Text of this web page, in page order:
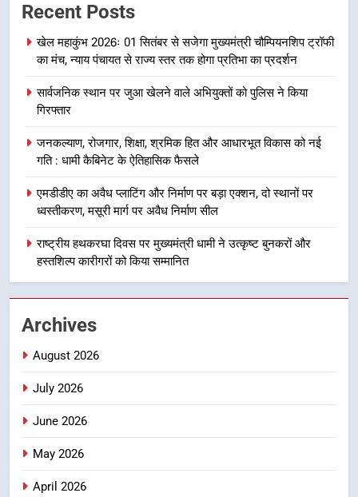
भर्ती
उत्तराखंड समाचार
दिल्ली-देहरादून आर्थिक कॉरिडोर से जुड़ी
का डीएम ने किया निरीक्षण; समयबद्ध एवं
गुणवत्तापूर्ण निर्माण सुनिश्चित करने के
नहींः डीएम
उत्तराखंड समाचार
खेल महाकुंभ 2026ः 01 सितंबर से सजेगा
न्याय पंचायत से राज्य स्तर तक होगा
प्रतिभा का प्रदर्शन
उत्तराखंड समाचार
3
Recent Posts
खेल महाकुंभ 2026ः 01 सितंबर से सजेगा मुख्यमंत्री चौम्पियनशिप ट्रॉफी
का मंच, न्याय पंचायत से राज्य स्तर तक होगा प्रतिभा का प्रदर्शन
सार्वजनिक स्थान पर जुआ खेलने वाले अभियुक्तों को पुलिस ने किया
गिरफ्तार
जनकल्याण, रोजगार, शिक्षा, श्रमिक हित और आधारभूत विकास को नई
गति : धामी कैबिनेट के ऐतिहासिक फैसले
एमडीडीए का अवैध प्लाटिंग और निर्माण पर बड़ा एक्शन, दो स्थानों पर
ध्वस्तीकरण, मसूरी मार्ग पर अवैध निर्माण सील
राष्ट्रीय हथकरघा दिवस पर मुख्यमंत्री धामी ने उत्कृष्ट बुनकरों और
हस्तशिल्प कारीगरों को किया सम्मानित
Archives
August 2026
July 2026
June 2026
May 2026
April 2026